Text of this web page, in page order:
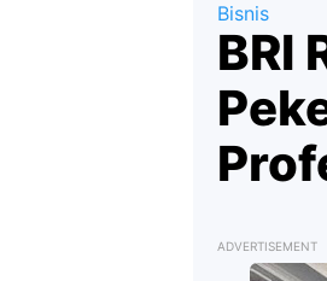
Bisnis
BRI
ADVERTISEMENT